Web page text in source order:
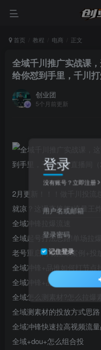
首页 教程 电商 正文
全域千川推广实战课
给你怼到手里，千川
创业团
5个月前更新
2月更新！！！做千川投流
就凉？这课直接把“流量王
全域冲锋拉爆流速
全域起号打法思路!单场拉爆
老号重启两场拉爆案例+投
全域冲锋+品推如何打节点
全域冲锋+品推破层级怎么
全域怎么测素材?怎么拉爆
全域测素材的投放方式思路
全域冲锋快速拉高视频流
全域+dou+怎么组合投
登录
没有账号？立即注册
用户名或邮箱
登录密码
记住登录